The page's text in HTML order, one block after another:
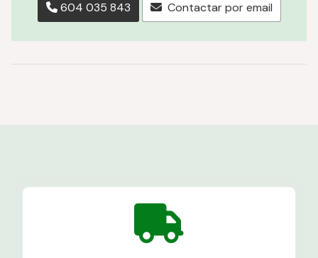
604 035 843 Contactar por email